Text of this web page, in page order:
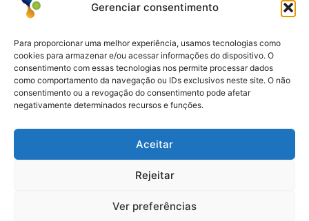
Gerenciar consentimento
Para proporcionar uma melhor experiência, usamos tecnologias como
cookies para armazenar e/ou acessar informações do dispositivo. O
consentimento com essas tecnologias nos permite processar dados
como comportamento da navegação ou IDs exclusivos neste site. O não
consentimento ou a revogação do consentimento pode afetar
negativamente determinados recursos e funções.
Aceitar
Rejeitar
Ver preferências
Atuamos no Rio Grande do Sul, Santa Catarina e
Paraná.
Serra/RS: (54) 3698-9988
Paraná: (41) 3542-2773
Santa Catarina: (47) 3170-3560